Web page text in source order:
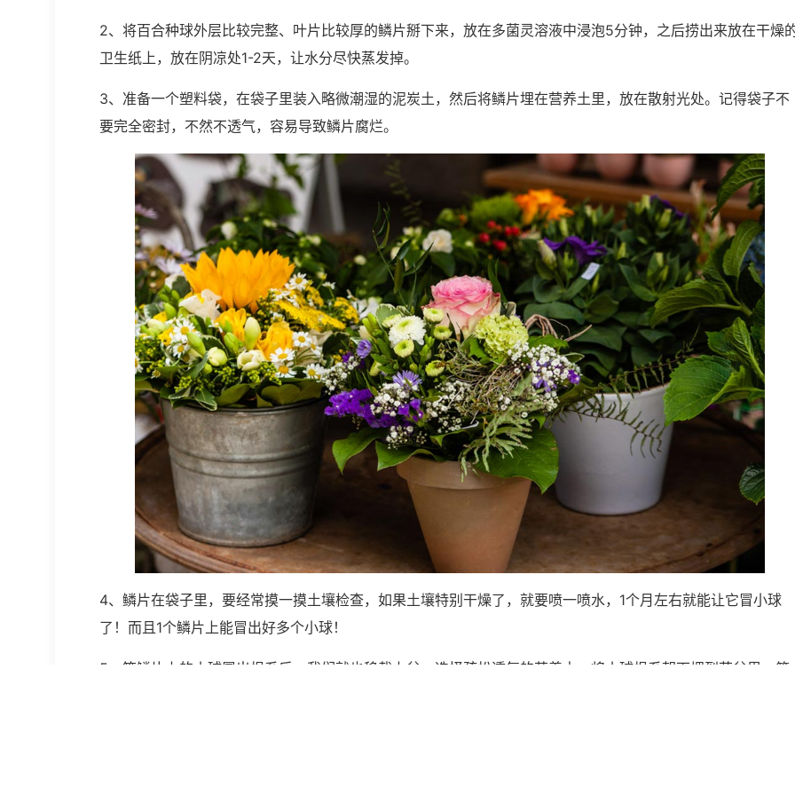
2、将百合种球外层比较完整、叶片比较厚的鳞片掰下来，放在多菌灵溶液中浸泡5分钟，之后捞出来放在干燥
卫生纸上，放在阴凉处1-2天，让水分尽快蒸发掉。
3、准备一个塑料袋，在袋子里装入略微潮湿的泥炭土，然后将鳞片埋在营养土里，放在散射光处。记得袋子不
要完全密封，不然不透气，容易导致鳞片腐烂。
4、鳞片在袋子里，要经常摸一摸土壤检查，如果土壤特别干燥了，就要喷一喷水，1个月左右就能让它冒小球
了！而且1个鳞片上能冒出好多个小球！
5、等鳞片上的小球冒出根系后，我们就也移栽上盆。选择疏松透气的营养土，将小球根系朝下埋到花盆里，第